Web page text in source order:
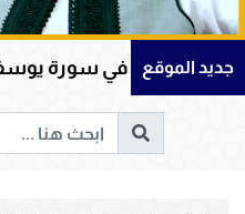
جديد الموقع
في سورة يوسف